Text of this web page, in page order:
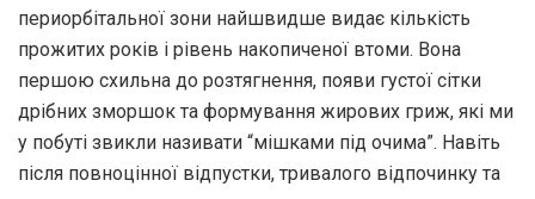
периорбітальної зони найшвидше видає кількість
прожитих років і рівень накопиченої втоми. Вона
першою схильна до розтягнення, появи густої сітки
дрібних зморшок та формування жирових гриж, які ми
у побуті звикли називати “мішками під очима”. Навіть
після повноцінної відпустки, тривалого відпочинку та